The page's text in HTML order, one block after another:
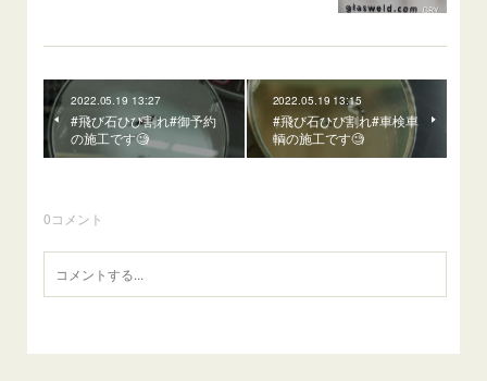
2022.05.19 13:27
#飛び石ひび割れ#御予約
の施工です🧐
2022.05.19 13:15
#飛び石ひび割れ#車検車
輌の施工です🧐
0コメント